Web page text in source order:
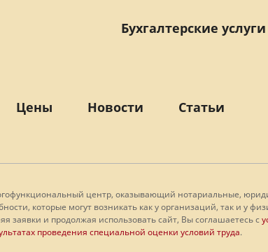
Бухгалтерские услуги
Цены Новости Статьи
центр, оказывающий нотариальные,
которые могут возникать как у организаций, так и у
заявки и продолжая использовать сайт, Вы соглашаетесь с
проведения специальной оценки условий труда.